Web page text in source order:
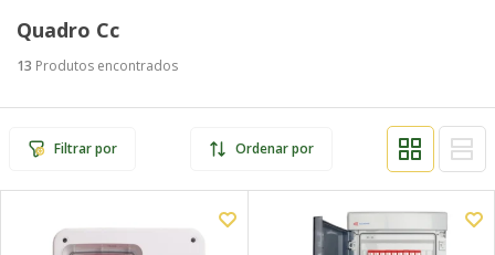
Quadro Cc
13 Produtos encontrados
Filtrar por Ordenar por